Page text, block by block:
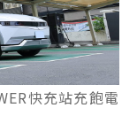
快充站充飽電